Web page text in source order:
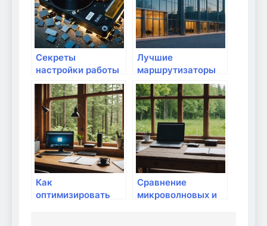
Секреты
настройки работы
роутера для
геймеров
Лучшие
маршрутизаторы
для дачи: что
учитывать?
Как
оптимизировать
Сравнение
микроволновых и